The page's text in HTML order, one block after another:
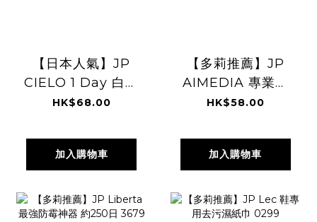
【日本人氣】JP
CIELO 1 Day 白髮
補染梳 啡黑色
HK$68.00
加入購物車
【多莉推薦】JP
AIMEDIA 專業除
霉啫哩 80g 9113
HK$58.00
加入購物車